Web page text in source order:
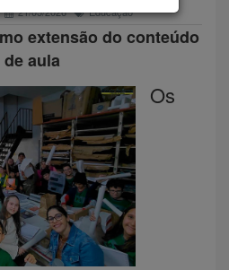
21/05/2026 Educação
extensão do conteúdo
aula
Os